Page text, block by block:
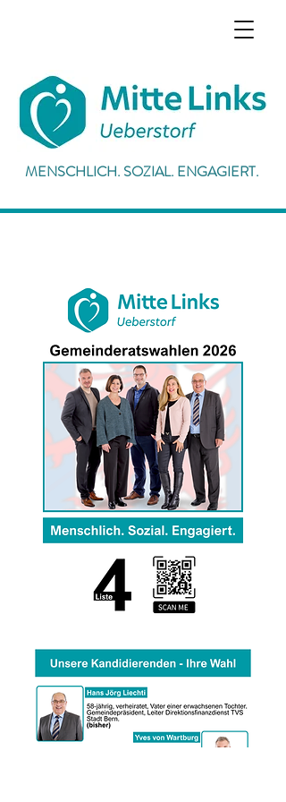
MENSCHLICH. SOZIAL. ENGAGIERT.